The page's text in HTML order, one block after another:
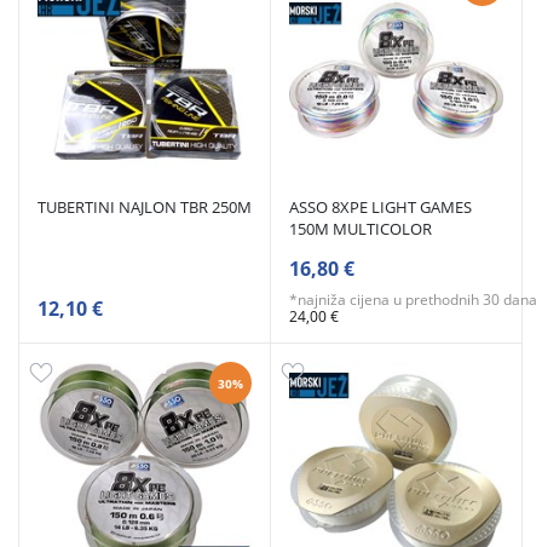
TUBERTINI NAJLON TBR 250M
12,10 €
ASSO 8XPE LIGHT GAMES
150M MULTICOLOR
16,80 €
*najniža cijena u prethodnih 30 dana
24,00 €
30%